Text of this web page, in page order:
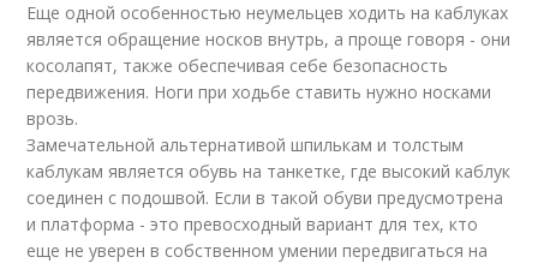
Еще одной особенностью неумельцев ходить на каблуках
является обращение носков внутрь, а проще говоря - они
косолапят, также обеспечивая себе безопасность
передвижения. Ноги при ходьбе ставить нужно носками
врозь.
Замечательной альтернативой шпилькам и толстым
каблукам является обувь на танкетке, где высокий каблук
соединен с подошвой. Если в такой обуви предусмотрена
и платформа - это превосходный вариант для тех, кто
еще не уверен в собственном умении передвигаться на